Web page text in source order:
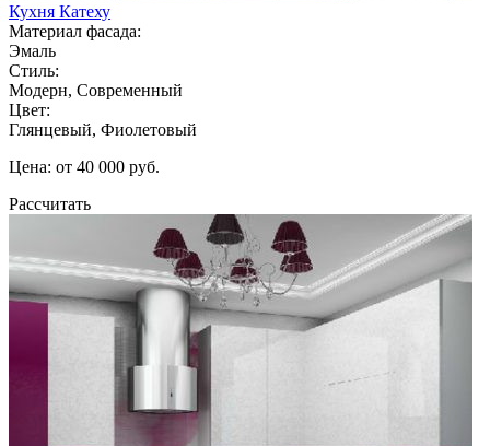
Кухня Катеху
Материал фасада:
Эмаль
Стиль:
Модерн, Современный
Цвет:
Глянцевый, Фиолетовый
Цена: от 40 000 руб.
Рассчитать